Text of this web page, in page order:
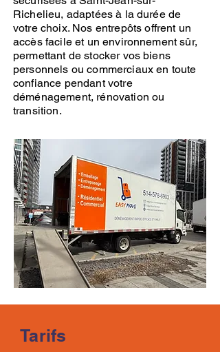
Richelieu, adaptées à la durée de
votre choix. Nos entrepôts offrent un
accès facile et un environnement sûr,
permettant de stocker vos biens
personnels ou commerciaux en toute
confiance pendant votre
déménagement, rénovation ou
transition.
Tarifs